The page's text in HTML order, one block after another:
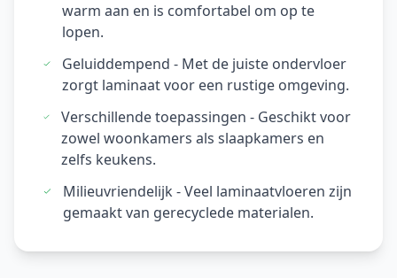
warm aan en is comfortabel om op te
lopen.
Geluiddempend - Met de juiste ondervloer
zorgt laminaat voor een rustige omgeving.
Verschillende toepassingen - Geschikt voor
zowel woonkamers als slaapkamers en
zelfs keukens.
Milieuvriendelijk - Veel laminaatvloeren zijn
gemaakt van gerecyclede materialen.